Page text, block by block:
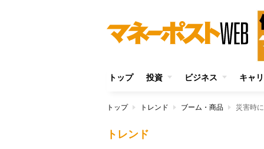
トップ 投資 ビジネス キャ
トップ トレンド ブーム・商品
トレンド